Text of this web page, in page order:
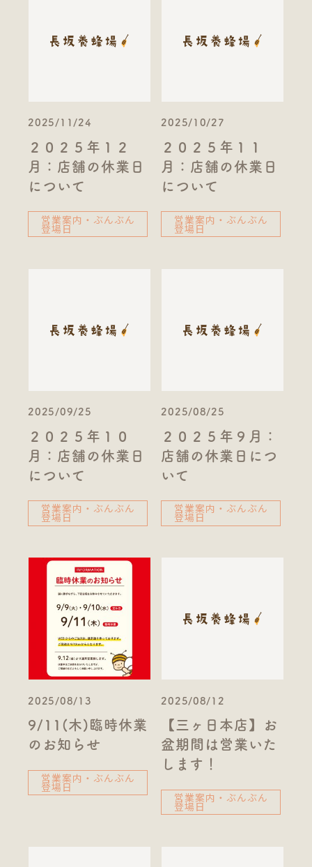
2025/11/24
２０２５年１２
月：店舗の休業日
について
営業案内・ぶんぶん
登場日
2025/10/27
２０２５年１１
月：店舗の休業日
について
営業案内・ぶんぶん
登場日
2025/09/25
２０２５年１０
月：店舗の休業日
について
営業案内・ぶんぶん
登場日
2025/08/25
２０２５年９月：
店舗の休業日につ
いて
営業案内・ぶんぶん
登場日
2025/08/13
9/11(木)臨時休業
のお知らせ
営業案内・ぶんぶん
登場日
2025/08/12
【三ヶ日本店】お
盆期間は営業いた
します！
営業案内・ぶんぶん
登場日